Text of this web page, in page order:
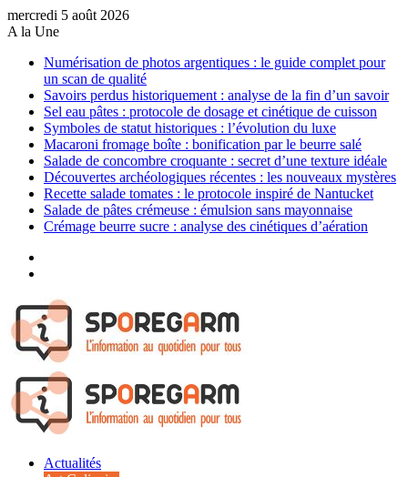
mercredi 5 août 2026
A la Une
Numérisation de photos argentiques : le guide complet pour
un scan de qualité
Savoirs perdus historiquement : analyse de la fin d’un savoir
Sel eau pâtes : protocole de dosage et cinétique de cuisson
Symboles de statut historiques : l’évolution du luxe
Macaroni fromage boîte : bonification par le beurre salé
Salade de concombre croquante : secret d’une texture idéale
Découvertes archéologiques récentes : les nouveaux mystères
Recette salade tomates : le protocole inspiré de Nantucket
Salade de pâtes crémeuse : émulsion sans mayonnaise
Crémage beurre sucre : analyse des cinétiques d’aération
Menu
Actualités